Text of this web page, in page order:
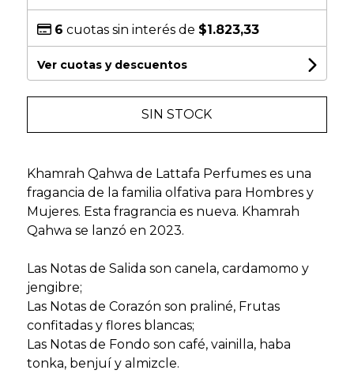
6 cuotas sin interés de $1.823,33
Ver cuotas y descuentos
SIN STOCK
Khamrah Qahwa de Lattafa Perfumes es una
fragancia de la familia olfativa para Hombres y
Mujeres. Esta fragrancia es nueva. Khamrah
Qahwa se lanzó en 2023.
Las Notas de Salida son canela, cardamomo y
jengibre;
Las Notas de Corazón son praliné, Frutas
confitadas y flores blancas;
Las Notas de Fondo son café, vainilla, haba
tonka, benjuí y almizcle.